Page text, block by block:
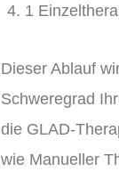
1
Dieser Ablauf
Schweregrad
die GLAD-
wie Manueller